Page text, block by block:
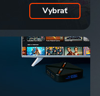
Vybrať